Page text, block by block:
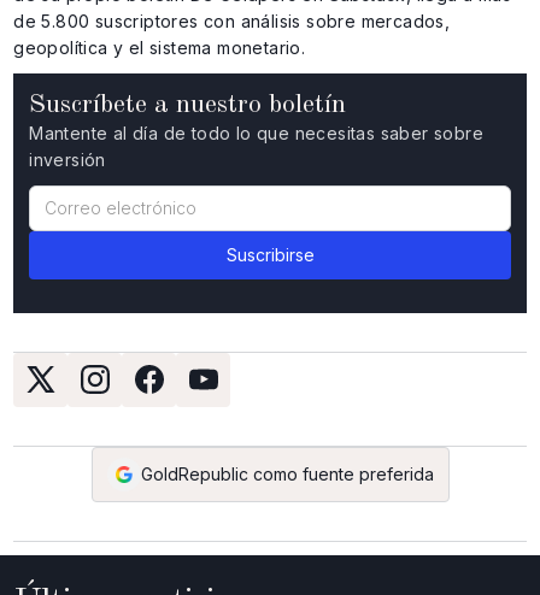
Suscríbete a nuestro boletín
Mantente al día de todo lo que necesitas saber sobre
inversión
GoldRepublic como fuente preferida
de 5.800 suscriptores con análisis sobre mercados,
geopolítica y el sistema monetario.